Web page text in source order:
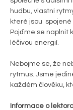
hudbu, vlastní
které jsou
Pojďme se naplnit
léčivou energií.
Nebojme se, že
rytmus. Jsme
každém člověku,
Informace o